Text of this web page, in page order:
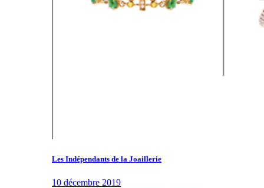
Les Indépendants de la Joaillerie
10 décembre 2019